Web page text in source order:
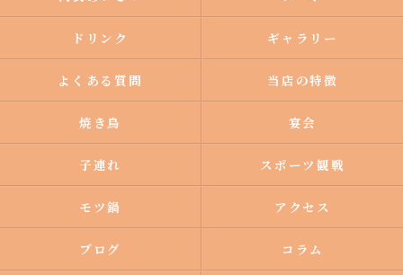
ドリンク ギャラリー
よくある質問 当店の特徴
焼き鳥 宴会
子連れ スポーツ観戦
モツ鍋 アクセス
ブログ コラム